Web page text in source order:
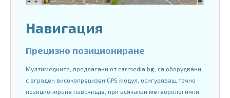
Навигация
Прецизно позициониране
Мултимедиите, предлагани от carmedia.bg, са оборудвани
с вграден високопрецизен GPS модул, осигуряващ точно
позициониране навсякъде, при всякакви метеорологични